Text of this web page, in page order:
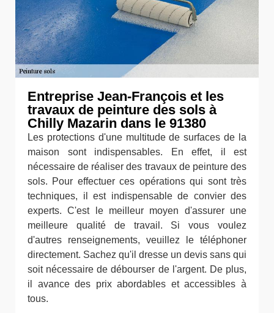
Entreprise Jean-François et les
travaux de peinture des sols à
Chilly Mazarin dans le 91380
Les protections d'une multitude de surfaces de la
maison sont indispensables. En effet, il est
nécessaire de réaliser des travaux de peinture des
sols. Pour effectuer ces opérations qui sont très
techniques, il est indispensable de convier des
experts. C'est le meilleur moyen d'assurer une
meilleure qualité de travail. Si vous voulez
d'autres renseignements, veuillez le téléphoner
directement. Sachez qu'il dresse un devis sans qui
soit nécessaire de débourser de l'argent. De plus,
il avance des prix abordables et accessibles à
tous.